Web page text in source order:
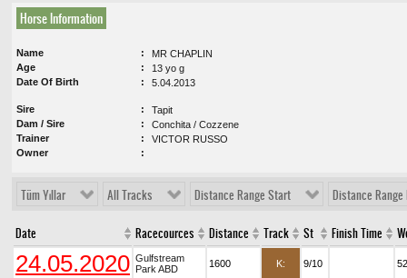
Horse Information
Name
MR CHAPLIN
Age
13 yo g
Date Of Birth
5.04.2013
Sire
Tapit
Dam / Sire
Conchita / Cozzene
Trainer
VICTOR RUSSO
Owner
Tüm Yıllar All Tracks Distance Range Start Distance Range
Date Racecources Distance Track St Finish Time
24.05.2020 Gulfstream
Park ABD
1600 K: 9/10 52